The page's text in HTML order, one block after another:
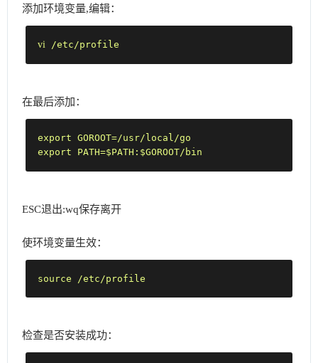
添加环境变量,编辑：
vi /etc/profile
在最后添加：
export GOROOT=/usr/local/go
export PATH=$PATH:$GOROOT/bin
ESC退出:wq保存离开
使环境变量生效：
source /etc/profile
检查是否安装成功：